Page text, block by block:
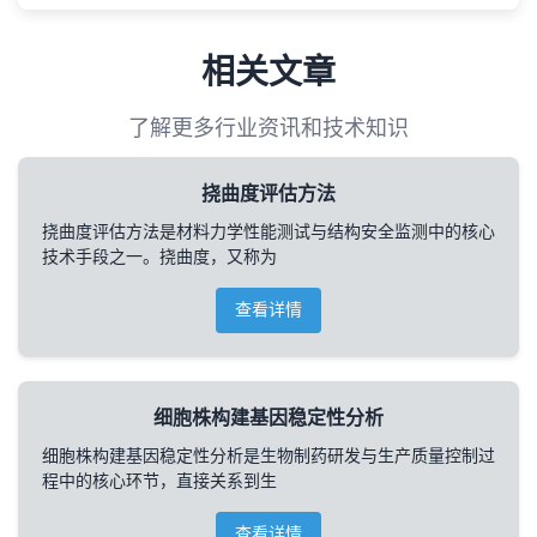
相关文章
了解更多行业资讯和技术知识
挠曲度评估方法
挠曲度评估方法是材料力学性能测试与结构安全监测中的核心
技术手段之一。挠曲度，又称为
查看详情
细胞株构建基因稳定性分析
细胞株构建基因稳定性分析是生物制药研发与生产质量控制过
程中的核心环节，直接关系到生